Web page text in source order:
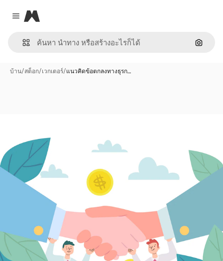
Close menu
Magnific
ค้นหา
บ้าน/สต็อก/เวกเตอร์/แนวคิดข้อตกลงทางธุรก…